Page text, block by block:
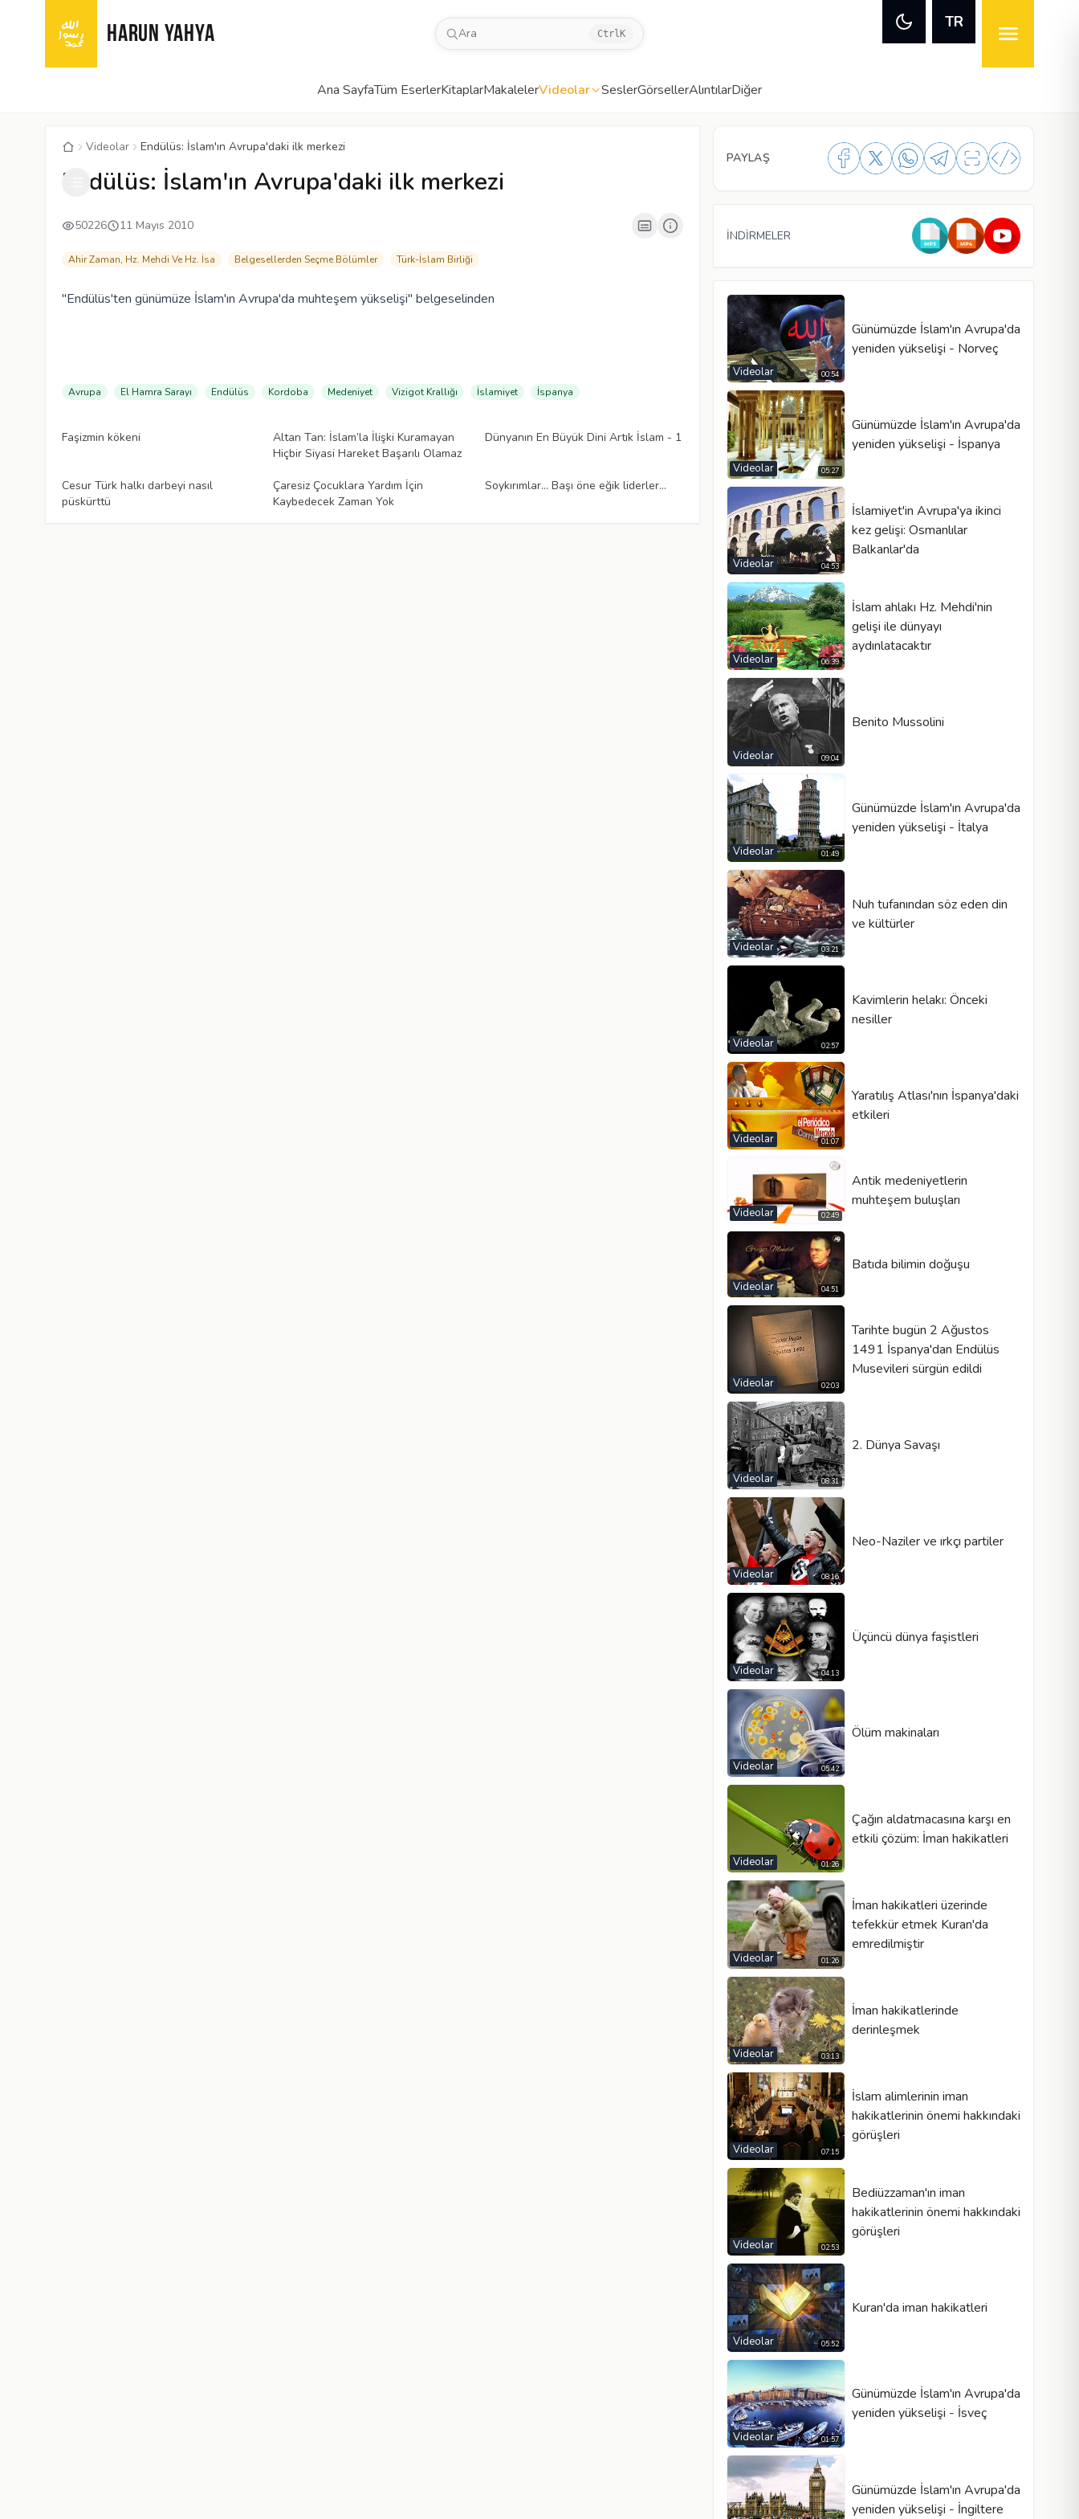
HARUN YAHYA Ara Ctrl K
TR
Ana SayfaTüm EserlerKitaplarMakalelerVideolar SeslerGörsellerAlıntılarDiğer
Videolar Endülüs: İslam'ın Avrupa'daki ilk merkezi
Endülüs: İslam'ın Avrupa'daki ilk merkezi
50226 11 Mayıs 2010
Ahir Zaman, Hz. Mehdi Ve Hz. İsa Belgesellerden Seçme Bölümler Türk-İslam Birliği
"Endülüs'ten günümüze İslam'ın Avrupa'da muhteşem yükselişi" belgeselinden
Avrupa El Hamra Sarayı Endülüs Kordoba Medeniyet Vizigot Krallığı İslamiyet İspanya
Faşizmin kökeni
Altan Tan: İslam’la İlişki Kuramayan
Hiçbir Siyasi Hareket Başarılı Olamaz
Dünyanın En Büyük Dini Artık İslam - 1
Cesur Türk halkı darbeyi nasıl
püskürttü
Çaresiz Çocuklara Yardım İçin
Kaybedecek Zaman Yok
Soykırımlar... Başı öne eğik liderler...
PAYLAŞ
Video tipi
Otomatik oynat
Kontrolleri göster
Döngü
Genişlik
İNDİRMELER
00:54
Videolar
Günümüzde İslam'ın Avrupa'da
yeniden yükselişi - Norveç
05:27
Videolar
Günümüzde İslam'ın Avrupa'da
yeniden yükselişi - İspanya
04:53
Videolar
İslamiyet'in Avrupa'ya ikinci
kez gelişi: Osmanlılar
Balkanlar'da
06:39
Videolar
İslam ahlakı Hz. Mehdi'nin
gelişi ile dünyayı
aydınlatacaktır
09:04
Videolar
Benito Mussolini
01:49
Videolar
Günümüzde İslam'ın Avrupa'da
yeniden yükselişi - İtalya
03:21
Videolar
Nuh tufanından söz eden din
ve kültürler
02:57
Videolar
Kavimlerin helakı: Önceki
nesiller
01:07
Videolar
Yaratılış Atlası'nın İspanya'daki
etkileri
02:49
Videolar
Antik medeniyetlerin
muhteşem buluşları
04:51
Videolar
Batıda bilimin doğuşu
02:03
Videolar
Tarihte bugün 2 Ağustos
1491 İspanya'dan Endülüs
Musevileri sürgün edildi
08:31
Videolar
2. Dünya Savaşı
08:16
Videolar
Neo-Naziler ve ırkçı partiler
04:13
Videolar
Üçüncü dünya faşistleri
05:42
Videolar
Ölüm makinaları
01:26
Videolar
Çağın aldatmacasına karşı en
etkili çözüm: İman hakikatleri
01:26
Videolar
İman hakikatleri üzerinde
tefekkür etmek Kuran'da
emredilmiştir
03:13
Videolar
İman hakikatlerinde
derinleşmek
07:15
Videolar
İslam alimlerinin iman
hakikatlerinin önemi hakkındaki
görüşleri
02:53
Videolar
Bediüzzaman'ın iman
hakikatlerinin önemi hakkındaki
görüşleri
05:52
Videolar
Kuran'da iman hakikatleri
01:57
Videolar
Günümüzde İslam'ın Avrupa'da
yeniden yükselişi - İsveç
Günümüzde İslam'ın Avrupa'da
yeniden yükselişi - İngiltere